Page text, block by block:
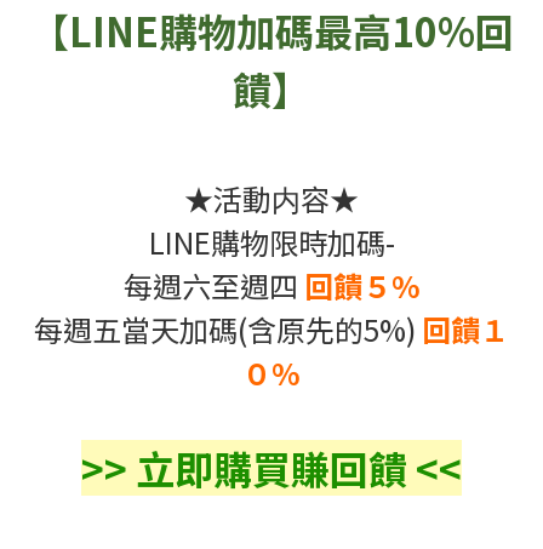
【LINE購物加碼最高10%回
饋】
★活動内容★
LINE購物限時加碼-
每週六至週四 回饋５%
每週五當天加碼(含原先的5%) 回饋１
０%
>> 立即購買賺回饋 <<